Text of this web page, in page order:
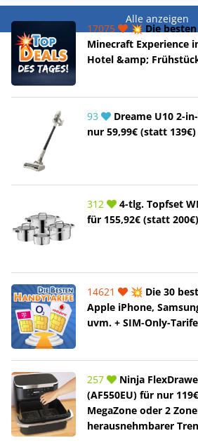
Alle anzeigen
17075
💥 Die besten
Minecraft Experience
Hotel &amp;
93
Dreame U10 2-
nur 59,99€ (statt
312
4-tlg. Topfset
für 155,92€ (statt 200€)
14621
💥 Die 30
Apple iPhone,
uvm. + SIM-Only-Tarife
257
Ninja
(AF550EU) für nur
MegaZone oder 2
herausnehmbarer